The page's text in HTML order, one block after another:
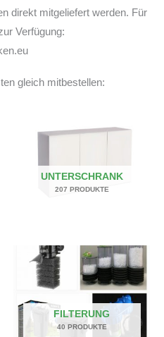
direkt mitgeliefert werden. Für
Verfügung:
gleich mitbestellen:
UNTERSCHRANK
207 PRODUKTE
FILTERUNG
40 PRODUKTE